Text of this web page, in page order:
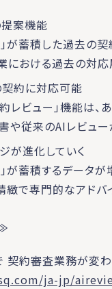
案機能
」が蓄積した過去
における過去の対応
約に対応可能
レビュー」機能は
や従来のAIレビュ
が進化していく
が蓄積するデータ
緻で専門的なアド
約審査業務が変わ
ja-jp/